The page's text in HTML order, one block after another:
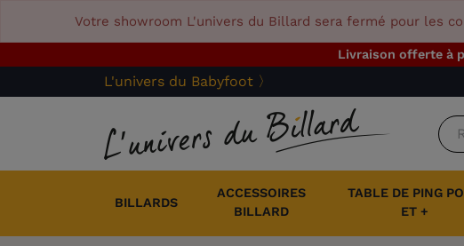
Votre showroom L'univers du Billard sera fermé pour les
Livraison offerte à
L'univers du Babyfoot 〉
BILLARDS
ACCESSOIRES
BILLARD
TABLE DE PING
ET +